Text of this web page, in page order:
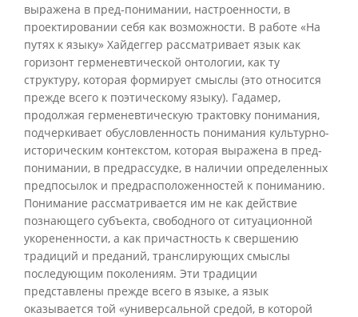
выражена в пред-понимании, настроенности, в
проектировании себя как возможности. В работе «На
путях к языку» Хайдеггер рассматривает язык как
горизонт герменевтической онтологии, как ту
структуру, которая формирует смыслы (это относится
прежде всего к поэтическому языку). Гадамер,
продолжая герменевтическую трактовку понимания,
подчеркивает обусловленность понимания культурно-
историческим контекстом, которая выражена в пред-
понимании, в предрассудке, в наличии определенных
предпосылок и предрасположенностей к пониманию.
Понимание рассматривается им не как действие
познающего субъекта, свободного от ситуационной
укорененности, а как причастность к свершению
традиций и преданий, транслирующих смыслы
последующим поколениям. Эти традиции
представлены прежде всего в языке, а язык
оказывается той «универсальной средой, в которой